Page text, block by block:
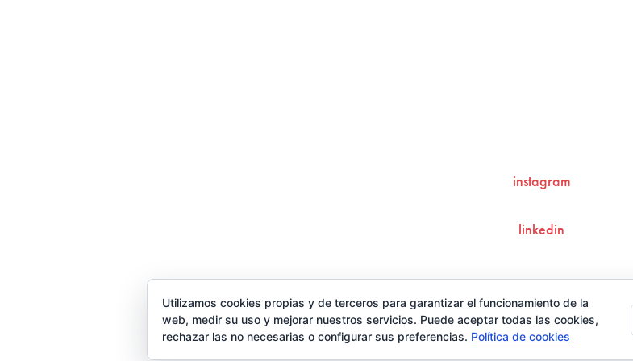
instagram
linkedin
Aviso Legal y Condiciones de Uso
Utilizamos cookies propias y de terceros para garantizar el funcionamiento de la
web, medir su uso y mejorar nuestros servicios. Puede aceptar todas las cookies,
rechazar las no necesarias o configurar sus preferencias. Política de cookies